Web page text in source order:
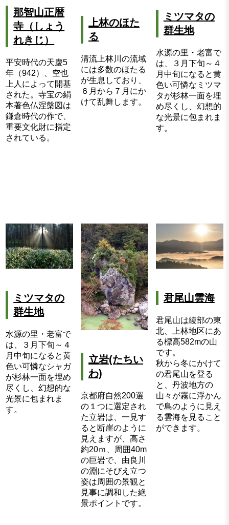
那智山正暦
寺（しょう
れきじ）
平安時代の天慶5
年（942）、空也
上人によって開基
された。寺宝の絹
本著色仏涅槃図は
鎌倉時代の作で、
重要文化財に指定
されている。
上林のほた
る
清流上林川の流域
には多数のほたる
が生息しており、
６月から７月にか
けて乱舞します。
ミツマタの
群生地
水源の里・老富で
は、３月下旬～４
月中旬になると黄
色い可憐なミツマ
タが杉林一面を埋
め尽くし、幻想的
な光景に包まれま
す。
ミツマタの
群生地
水源の里・老富で
は、３月下旬～４
月中旬になると黄
色い可憐なシャガ
が杉林一面を埋め
尽くし、幻想的な
光景に包まれま
す。
立岩(たちい
わ)
京都府自然200選
の１つに選定され
た立岩は、一見す
ると断崖のように
見えますが、高さ
約20ｍ、周囲40m
の巨岩で、由良川
の淵にそびえ立つ
姿は周囲の景観と
見事に調和した絶
景ポイントです。
君尾山雲海
君尾山は綾部の東
北、上林地区にあ
る標高582mの山
です。
秋から冬にかけて
の君尾山を登る
と、丹波地方の
山々が霧に浮かん
で島のように見え
る雲海を見ること
ができます。